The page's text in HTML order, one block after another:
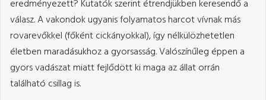
eredményezett? Kutatók szerint étrendjükben keresendő a
válasz. A vakondok ugyanis folyamatos harcot vívnak más
rovarevőkkel (főként cickányokkal), így nélkülözhetetlen
életben maradásukhoz a gyorsasság. Valószínűleg éppen a
gyors vadászat miatt fejlődött ki maga az állat orrán
található csillag is.